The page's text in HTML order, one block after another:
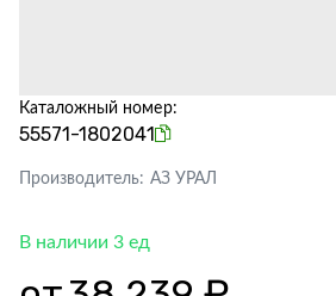
Каталожный номер:
55571-1802041
Производитель: АЗ УРАЛ
В наличии 3 ед